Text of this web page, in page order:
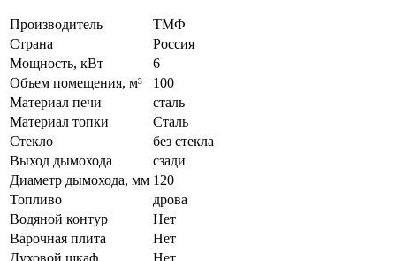
Производитель
ТМФ
Страна
Россия
Мощность, кВт
6
Объем помещения, м³
100
Материал печи
сталь
Материал топки
Сталь
Стекло
без стекла
Выход дымохода
сзади
Диаметр дымохода, мм 120
Топливо
дрова
Водяной контур
Нет
Варочная плита
Нет
Духовой шкаф
Нет